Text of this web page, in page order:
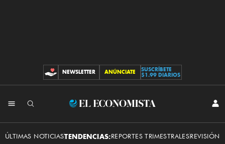
CONTRIBUCIONES
NEWSLETTER ANÚNCIATE
SUSCRÍBETE
$1.99 DIARIOS
El
ÚLTIMAS NOTICIASTENDENCIAS:REPORTES TRIMESTRALESREVISIÓN